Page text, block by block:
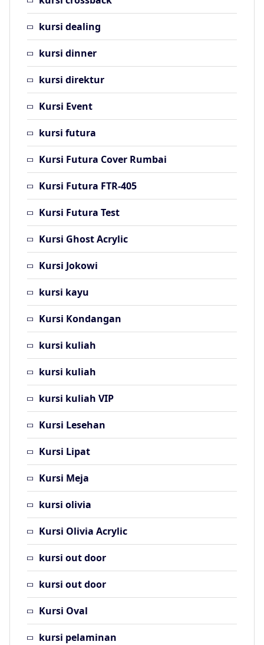
kursi dealing
kursi dinner
kursi direktur
Kursi Event
kursi futura
Kursi Futura Cover Rumbai
Kursi Futura FTR-405
Kursi Futura Test
Kursi Ghost Acrylic
Kursi Jokowi
kursi kayu
Kursi Kondangan
kursi kuliah
kursi kuliah
kursi kuliah VIP
Kursi Lesehan
Kursi Lipat
Kursi Meja
kursi olivia
Kursi Olivia Acrylic
kursi out door
kursi out door
Kursi Oval
kursi pelaminan